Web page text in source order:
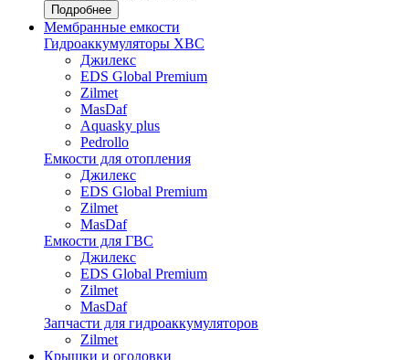
Подробнее
Мембранные емкости
Гидроаккумуляторы ХВС
Джилекс
EDS Global Premium
Zilmet
MasDaf
Aquasky plus
Pedrollo
Емкости для отопления
Джилекс
EDS Global Premium
Zilmet
MasDaf
Емкости для ГВС
Джилекс
EDS Global Premium
Zilmet
MasDaf
Запчасти для гидроаккумуляторов
Zilmet
Крышки и оголовки